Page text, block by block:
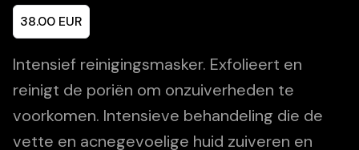
38.00 EUR
Intensief reinigingsmasker. Exfolieert en
reinigt de poriën om onzuiverheden te
voorkomen. Intensieve behandeling die de
vette en acnegevoelige huid zuiveren en